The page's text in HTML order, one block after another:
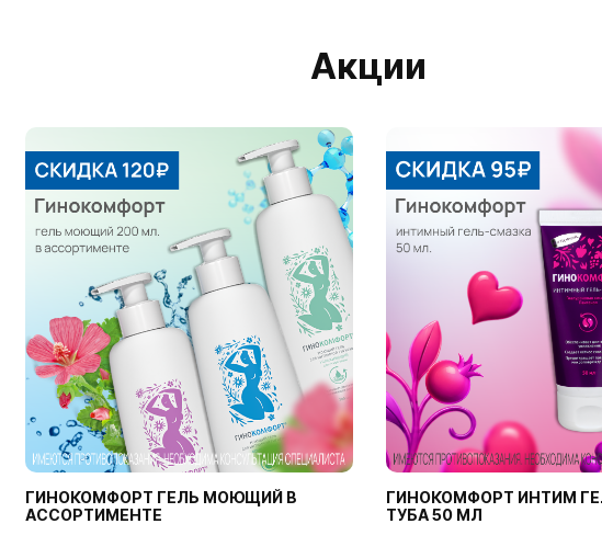
Акции
ГИНОКОМФОРТ ГЕЛЬ МОЮЩИЙ В
АССОРТИМЕНТЕ
ГИНОКОМФОРТ ИНТИМ
ТУБА 50 МЛ